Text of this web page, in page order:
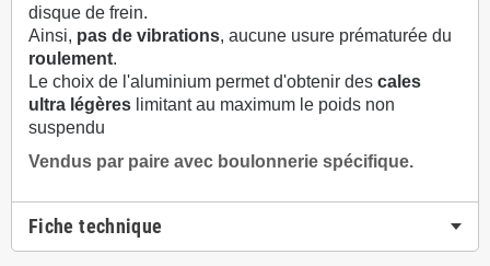
disque de frein.
Ainsi, pas de vibrations, aucune usure prématurée du
roulement.
Le choix de l'aluminium permet d'obtenir des cales
ultra légères limitant au maximum le poids non
suspendu
Vendus par paire avec boulonnerie spécifique.
Fiche technique